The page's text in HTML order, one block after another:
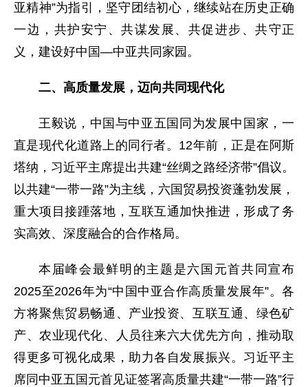
亚精神”为指引，坚守团结初心，继续站在历史正确
一边，共护安宁、共谋发展、共促进步、共守正
义，建设好中国—中亚共同家园。
二、高质量发展，迈向共同现代化
王毅说，中国与中亚五国同为发展中国家，一
直是现代化道路上的同行者。12年前，正是在阿斯
塔纳，习近平主席提出共建“丝绸之路经济带”倡议。
以共建“一带一路”为主线，六国贸易投资蓬勃发展，
重大项目接踵落地，互联互通加快推进，形成了务
实高效、深度融合的合作格局。
本届峰会最鲜明的主题是六国元首共同宣布
2025至2026年为“中国中亚合作高质量发展年”。各
方将聚焦贸易畅通、产业投资、互联互通、绿色矿
产、农业现代化、人员往来六大优先方向，推动取
得更多可视化成果，助力各自发展振兴。习近平主
席同中亚五国元首见证签署高质量共建“一带一路”行